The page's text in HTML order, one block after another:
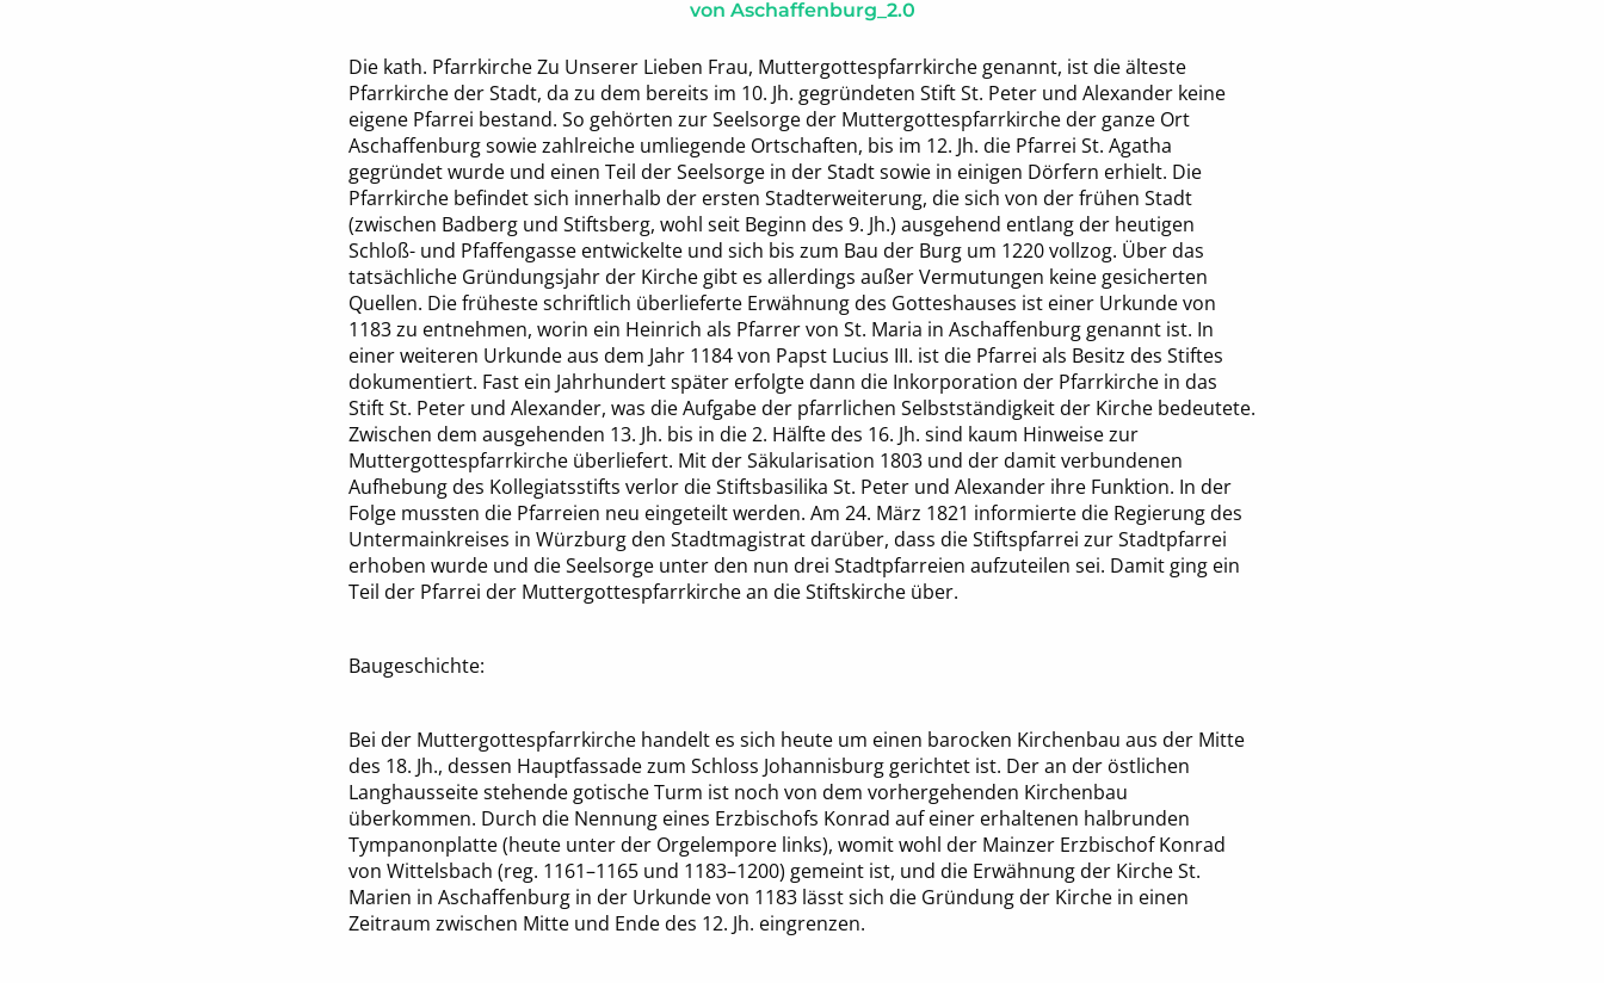
von Aschaffenburg_2.0
Die kath. Pfarrkirche Zu Unserer Lieben Frau, Muttergottespfarrkirche genannt, ist die älteste
Pfarrkirche der Stadt, da zu dem bereits im 10. Jh. gegründeten Stift St. Peter und Alexander keine
eigene Pfarrei bestand. So gehörten zur Seelsorge der Muttergottespfarrkirche der ganze Ort
Aschaffenburg sowie zahlreiche umliegende Ortschaften, bis im 12. Jh. die Pfarrei St. Agatha
gegründet wurde und einen Teil der Seelsorge in der Stadt sowie in einigen Dörfern erhielt. Die
Pfarrkirche befindet sich innerhalb der ersten Stadterweiterung, die sich von der frühen Stadt
(zwischen Badberg und Stiftsberg, wohl seit Beginn des 9. Jh.) ausgehend entlang der heutigen
Schloß- und Pfaffengasse entwickelte und sich bis zum Bau der Burg um 1220 vollzog. Über das
tatsächliche Gründungsjahr der Kirche gibt es allerdings außer Vermutungen keine gesicherten
Quellen. Die früheste schriftlich überlieferte Erwähnung des Gotteshauses ist einer Urkunde von
1183 zu entnehmen, worin ein Heinrich als Pfarrer von St. Maria in Aschaffenburg genannt ist. In
einer weiteren Urkunde aus dem Jahr 1184 von Papst Lucius III. ist die Pfarrei als Besitz des Stiftes
dokumentiert. Fast ein Jahrhundert später erfolgte dann die Inkorporation der Pfarrkirche in das
Stift St. Peter und Alexander, was die Aufgabe der pfarrlichen Selbstständigkeit der Kirche bedeutete.
Zwischen dem ausgehenden 13. Jh. bis in die 2. Hälfte des 16. Jh. sind kaum Hinweise zur
Muttergottespfarrkirche überliefert. Mit der Säkularisation 1803 und der damit verbundenen
Aufhebung des Kollegiatsstifts verlor die Stiftsbasilika St. Peter und Alexander ihre Funktion. In der
Folge mussten die Pfarreien neu eingeteilt werden. Am 24. März 1821 informierte die Regierung des
Untermainkreises in Würzburg den Stadtmagistrat darüber, dass die Stiftspfarrei zur Stadtpfarrei
erhoben wurde und die Seelsorge unter den nun drei Stadtpfarreien aufzuteilen sei. Damit ging ein
Teil der Pfarrei der Muttergottespfarrkirche an die Stiftskirche über.
Baugeschichte:
Bei der Muttergottespfarrkirche handelt es sich heute um einen barocken Kirchenbau aus der Mitte
des 18. Jh., dessen Hauptfassade zum Schloss Johannisburg gerichtet ist. Der an der östlichen
Langhausseite stehende gotische Turm ist noch von dem vorhergehenden Kirchenbau
überkommen. Durch die Nennung eines Erzbischofs Konrad auf einer erhaltenen halbrunden
Tympanonplatte (heute unter der Orgelempore links), womit wohl der Mainzer Erzbischof Konrad
von Wittelsbach (reg. 1161–1165 und 1183–1200) gemeint ist, und die Erwähnung der Kirche St.
Marien in Aschaffenburg in der Urkunde von 1183 lässt sich die Gründung der Kirche in einen
Zeitraum zwischen Mitte und Ende des 12. Jh. eingrenzen.